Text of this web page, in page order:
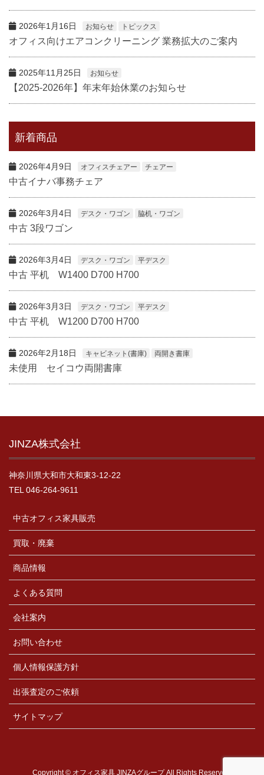
2026年1月16日 お知らせ トピックス
オフィス向けエアコンクリーニング 業務拡大のご案内
2025年11月25日 お知らせ
【2025-2026年】年末年始休業のお知らせ
新着商品
2026年4月9日 オフィスチェアー チェアー
中古イナバ事務チェア
2026年3月4日 デスク・ワゴン 脇机・ワゴン
中古 3段ワゴン
2026年3月4日 デスク・ワゴン 平デスク
中古 平机 W1400 D700 H700
2026年3月3日 デスク・ワゴン 平デスク
中古 平机 W1200 D700 H700
2026年2月18日 キャビネット(書庫) 両開き書庫
未使用 セイコウ両開書庫
JINZA株式会社
神奈川県大和市大和東3-12-22
TEL 046-264-9611
中古オフィス家具販売
買取・廃棄
商品情報
よくある質問
会社案内
お問い合わせ
個人情報保護方針
出張査定のご依頼
サイトマップ
Copyright © オフィス家具 JINZAグループ All Rights Reserved.